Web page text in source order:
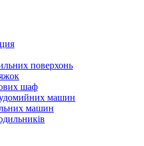
поверхонь
шаф
машин
машин